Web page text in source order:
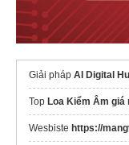
Giải pháp AI Digital
Top Loa Kiểm Âm giá
Wesbiste https://